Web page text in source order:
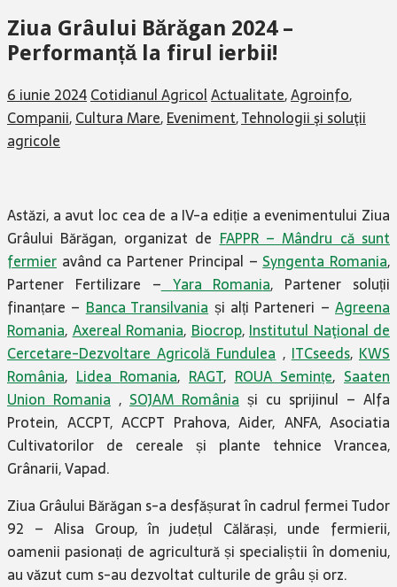
Ziua Grâului Bărăgan 2024 –
Performanță la firul ierbii!
6 iunie 2024Cotidianul AgricolActualitate,Agroinfo,
Companii,Cultura Mare,Eveniment,Tehnologii şi soluţii
agricole
Astăzi, a avut loc cea de a IV-a ediție a evenimentului Ziua
Grâului Bărăgan, organizat de FAPPR – Mândru că sunt
fermier având ca Partener Principal – Syngenta Romania,
Partener Fertilizare – Yara Romania, Partener soluții
finanțare – Banca Transilvania și alți Parteneri – Agreena
Romania, Axereal Romania, Biocrop, Institutul Naţional de
Cercetare-Dezvoltare Agricolă Fundulea , ITCseeds, KWS
România, Lidea Romania, RAGT, ROUA Semințe, Saaten
Union Romania , SOJAM România și cu sprijinul – Alfa
Protein, ACCPT, ACCPT Prahova, Aider, ANFA, Asociatia
Cultivatorilor de cereale și plante tehnice Vrancea,
Grânarii, Vapad.
Ziua Grâului Bărăgan s-a desfășurat în cadrul fermei Tudor
92 – Alisa Group, în județul Călărași, unde fermierii,
oamenii pasionați de agricultură și specialiștii în domeniu,
au văzut cum s-au dezvoltat culturile de grâu și orz.